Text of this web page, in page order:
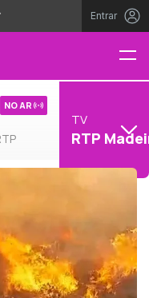
Entrar
NO AR
TV
RTP